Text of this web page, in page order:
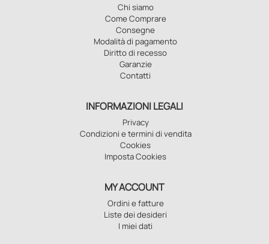
Chi siamo
Come Comprare
Consegne
Modalità di pagamento
Diritto di recesso
Garanzie
Contatti
INFORMAZIONI LEGALI
Privacy
Condizioni e termini di vendita
Cookies
Imposta Cookies
MY ACCOUNT
Ordini e fatture
Liste dei desideri
I miei dati